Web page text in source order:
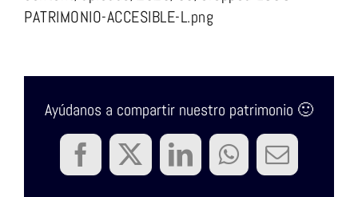
PATRIMONIO-ACCESIBLE-L.png
Ayúdanos a compartir nuestro patrimonio 🙂
Facebook
TwitterLinkedInWhatsApp
Correo